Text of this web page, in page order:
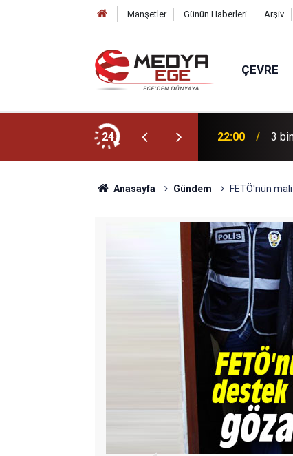
Manşetler Günün Haberleri Arşiv
ÇEVRE
24 22:00 3
Anasayfa Gündem FETÖ'nün